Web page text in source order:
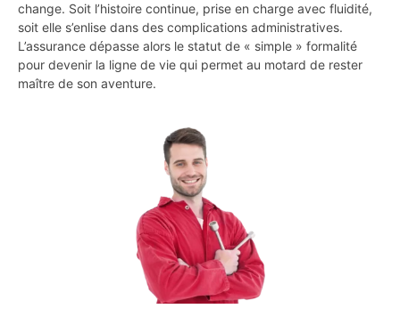
change. Soit l’histoire continue, prise en charge avec fluidité,
soit elle s’enlise dans des complications administratives.
L’assurance dépasse alors le statut de « simple » formalité
pour devenir la ligne de vie qui permet au motard de rester
maître de son aventure.